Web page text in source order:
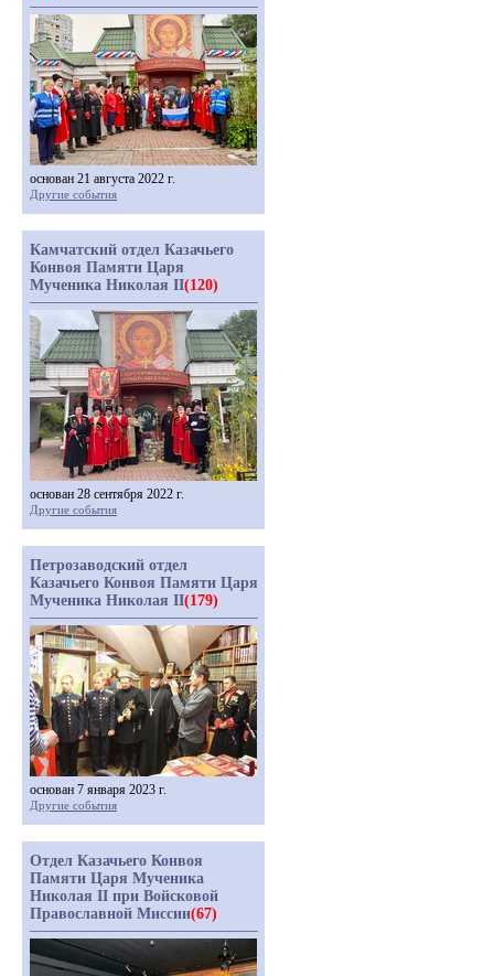
основан 21 августа 2022 г.
Другие события
Камчатский отдел Казачьего
Конвоя Памяти Царя
Мученика Николая II(120)
основан 28 сентября 2022 г.
Другие события
Петрозаводский отдел
Казачьего Конвоя Памяти Царя
Мученика Николая II(179)
основан 7 января 2023 г.
Другие события
Отдел Казачьего Конвоя
Памяти Царя Мученика
Николая II при Войсковой
Православной Миссии(67)